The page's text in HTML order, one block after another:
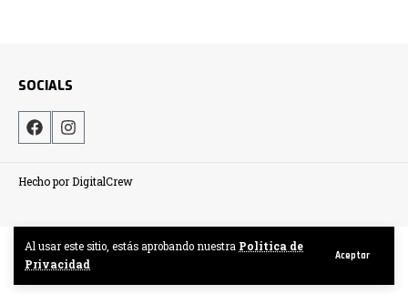
Al usar este sitio, estás aprobando nuestra Politica de
Privacidad
Aceptar
SOCIALS
Hecho por DigitalCrew